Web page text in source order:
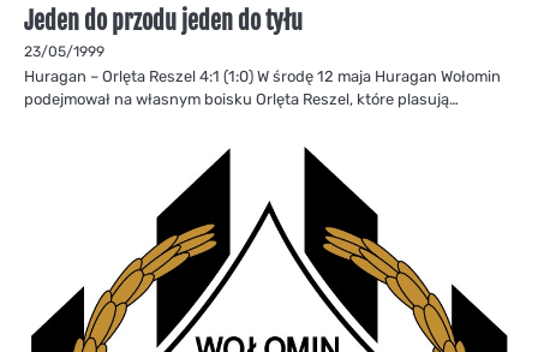
Jeden do przodu jeden do tyłu
23/05/1999
Huragan – Orlęta Reszel 4:1 (1:0) W środę 12 maja Huragan Wołomin
podejmował na własnym boisku Orlęta Reszel, które plasują…